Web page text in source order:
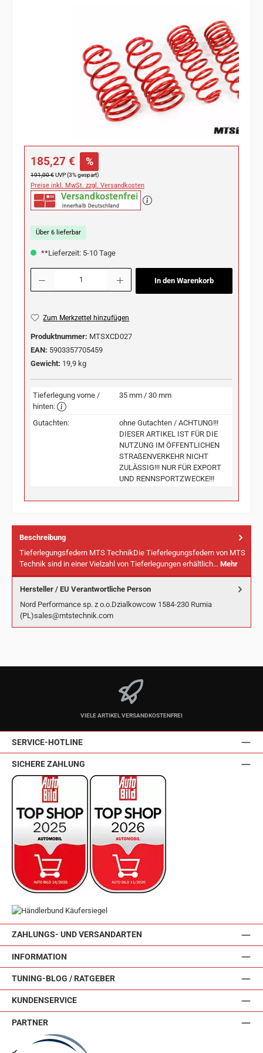
Verkaufspreis:
185,27 € %
Regulärer Preis:
191,00 €UVP (3% gespart)
Preise inkl. MwSt. zzgl. Versandkosten
Über 6 lieferbar
**Lieferzeit: 5-10 Tage
Produkt Anzahl: Gib den gewünschten Wert ein oder benutze die Schaltflächen
In den Warenkorb
Zum Merkzettel hinzufügen
Produktnummer: MTSXCD027
EAN: 5903357705459
Gewicht: 19,9 kg
Tieferlegung vorne /
hinten:
35 mm / 30 mm
Gutachten:
ohne Gutachten / ACHTUNG!!!
DIESER ARTIKEL IST FÜR DIE
NUTZUNG IM ÖFFENTLICHEN
STRAßENVERKEHR NICHT
ZULÄSSIG!!! NUR FÜR EXPORT
UND RENNSPORTZWECKE!!!
Beschreibung
Tieferlegungsfedern MTS TechnikDie Tieferlegungsfedern von MTS
Technik sind in einer Vielzahl von Tieferlegungen erhältlich… Mehr
Hersteller / EU Verantwortliche Person
Nord Performance sp. z o.o.Dzialkowcow 1584-230 Rumia
(PL)sales@mtstechnik.com
VIELE ARTIKEL VERSANDKOSTENFREI
SERVICE-HOTLINE
ZAHLUNGS- UND VERSANDARTEN
INFORMATION
TUNING-BLOG / RATGEBER
KUNDENSERVICE
SICHERE ZAHLUNG
PARTNER